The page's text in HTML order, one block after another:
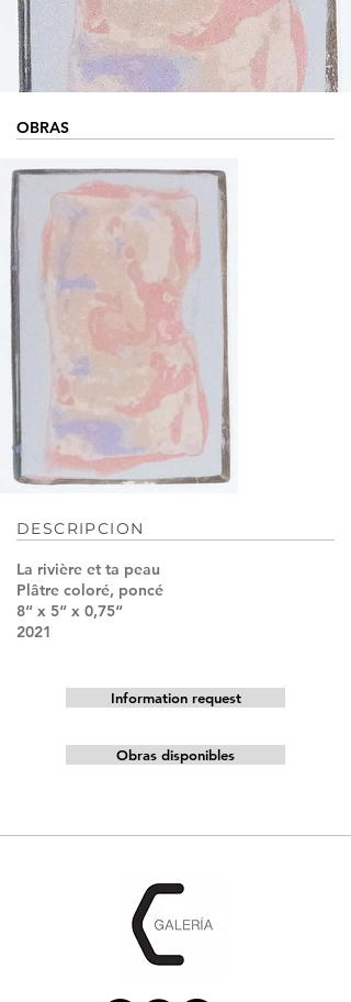
OBRAS
DESCRIPCION
La rivière et ta peau
Plâtre coloré, poncé
8“ x 5“ x 0,75“
2021
Information request
Obras disponibles